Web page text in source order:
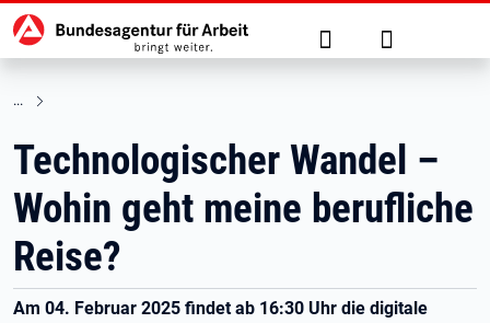
zu den Hauptinhalten springen
Hauptnavigation Suche Anmelden
Technologischer Wandel –
Wohin geht meine berufliche
Reise?
Am 04. Februar 2025 findet ab 16:30 Uhr die digitale